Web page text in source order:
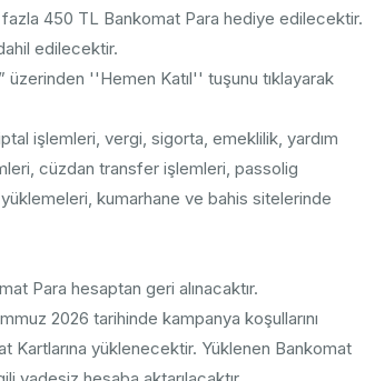
450 TL Bankomat Para hediye edilecektir.
edilecektir.
üzerinden ''Hemen Katıl'' tuşunu tıklayarak
işlemleri, vergi, sigorta, emeklilik, yardım
cüzdan transfer işlemleri, passolig
kumarhane ve bahis sitelerinde
Para hesaptan geri alınacaktır.
2026 tarihinde kampanya koşullarını
Kartlarına yüklenecektir. Yüklenen Bankomat